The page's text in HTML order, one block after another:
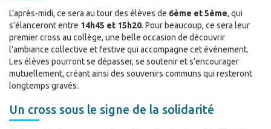
L’après-midi, ce sera au tour des élèves de 6ème et 5ème, qui
s’élanceront entre 14h45 et 15h20. Pour beaucoup, ce sera leur
premier cross au collège, une belle occasion de découvrir
l’ambiance collective et festive qui accompagne cet événement.
Les élèves pourront se dépasser, se soutenir et s’encourager
mutuellement, créant ainsi des souvenirs communs qui resteront
longtemps gravés.
Un cross sous le signe de la solidarité